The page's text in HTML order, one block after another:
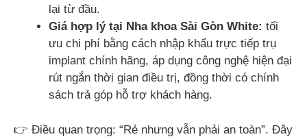
lại từ đầu.
Giá hợp lý tại Nha khoa Sài Gòn White: tối
ưu chi phí bằng cách nhập khẩu trực tiếp trụ
implant chính hãng, áp dụng công nghệ hiện đại
rút ngắn thời gian điều trị, đồng thời có chính
sách trả góp hỗ trợ khách hàng.
👉 Điều quan trọng: “Rẻ nhưng vẫn phải an toàn”. Đây